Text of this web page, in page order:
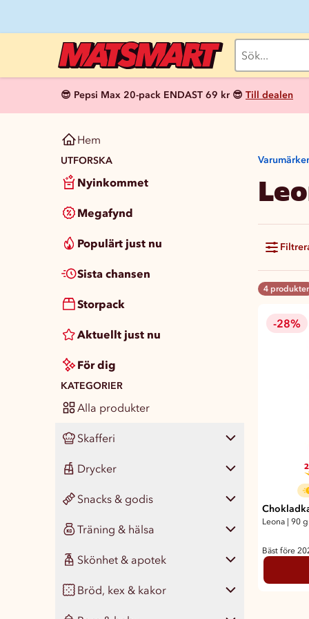
😎 Pepsi Max 20-pack ENDAST 69 kr 😎 Till dealen
Hem
UTFORSKA
Nyinkommet
Megafynd
Populärt just nu
Sista chansen
Storpack
Aktuellt just nu
För dig
KATEGORIER
Alla produkter
Skafferi
Visa alla 480
Pasta, ris & matgryn 34
Konserver 68
Färdigmat 47
Kryddor & smaksättare 77
Drycker
Visa alla 139
Läsk 47
Vatten 20
Juice, smoothie & saft 18
Snacks & godis
Visa alla 430
Chips & snacks 72
Nötter & naturgodis 43
Träning & hälsa
Visa alla 122
Måltidsersättning 14
Skönhet & apotek
Visa alla 346
Bröd, kex & kakor
4 produkter
-28%
Leona 90 g
Bäst före